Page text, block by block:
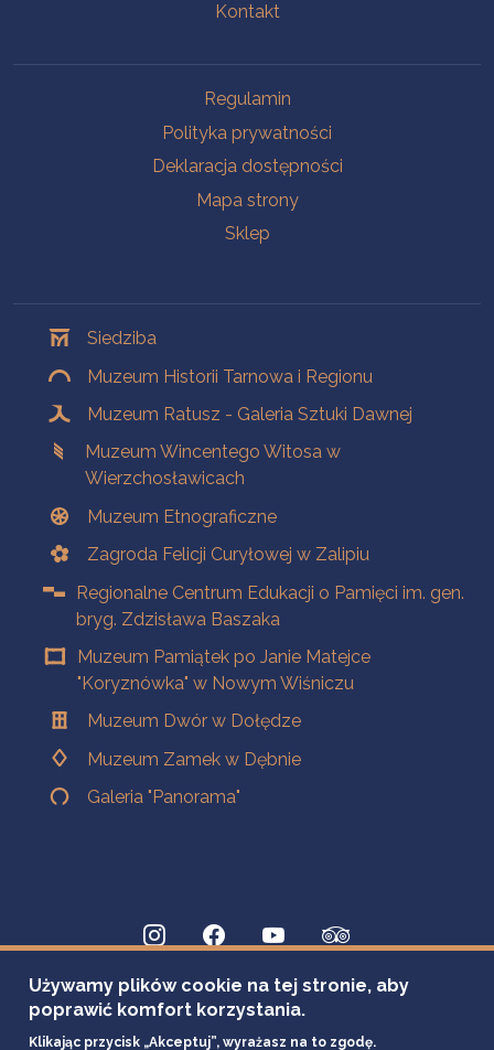
Kontakt
Regulamin
Polityka prywatności
Deklaracja dostępności
Mapa strony
Sklep
Siedziba
Muzeum Historii Tarnowa i Regionu
Muzeum Ratusz - Galeria Sztuki Dawnej
Muzeum Wincentego Witosa w
Wierzchosławicach
Muzeum Etnograficzne
Zagroda Felicji Curyłowej w Zalipiu
Regionalne Centrum Edukacji o Pamięci im. gen.
bryg. Zdzisława Baszaka
Muzeum Pamiątek po Janie Matejce
"Koryznówka" w Nowym Wiśniczu
Muzeum Dwór w Dołędze
Muzeum Zamek w Dębnie
Galeria "Panorama"
Używamy plików cookie na tej stronie, aby
poprawić komfort korzystania.
Klikając przycisk „Akceptuj”, wyrażasz na to zgodę.